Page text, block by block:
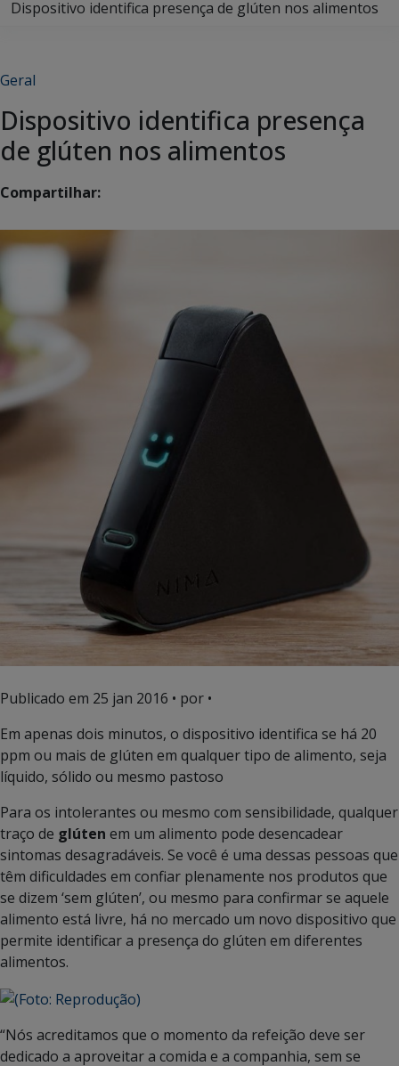
Dispositivo identifica presença de glúten nos alimentos
Geral
Dispositivo identifica presença
de glúten nos alimentos
Compartilhar:
Publicado em 25 jan 2016 • por •
Em apenas dois minutos, o dispositivo identifica se há 20
ppm ou mais de glúten em qualquer tipo de alimento, seja
líquido, sólido ou mesmo pastoso
Para os intolerantes ou mesmo com sensibilidade, qualquer
traço de glúten em um alimento pode desencadear
sintomas desagradáveis. Se você é uma dessas pessoas que
têm dificuldades em confiar plenamente nos produtos que
se dizem ‘sem glúten’, ou mesmo para confirmar se aquele
alimento está livre, há no mercado um novo dispositivo que
permite identificar a presença do glúten em diferentes
alimentos.
“Nós acreditamos que o momento da refeição deve ser
dedicado a aproveitar a comida e a companhia, sem se